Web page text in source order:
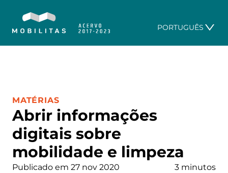
PORTUGUÊS
Abrir informações
digitais sobre
mobilidade e limpeza
CATEGORIA:
MATÉRIAS
Publicado em 27 nov 2020 3 minutos